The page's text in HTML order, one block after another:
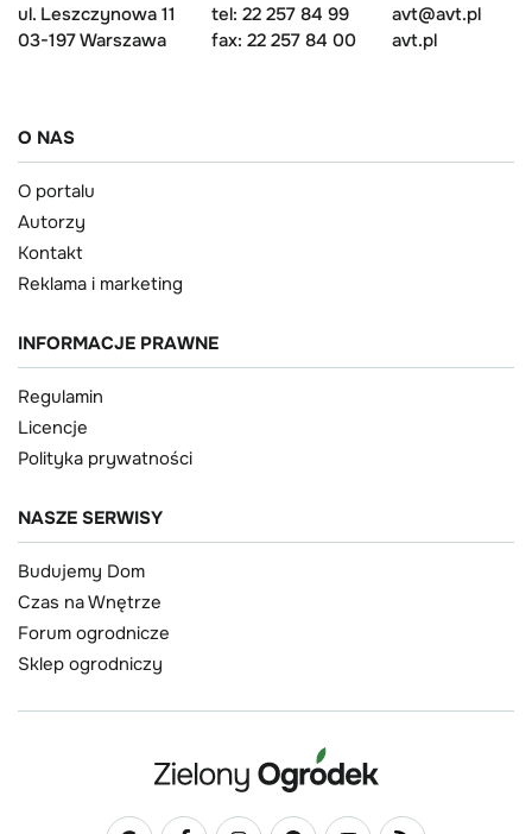
ul. Leszczynowa 11
03-197 Warszawa
tel: 22 257 84 99
fax: 22 257 84 00
avt@avt.pl
avt.pl
O NAS
O portalu
Autorzy
Kontakt
Reklama i marketing
INFORMACJE PRAWNE
Regulamin
Licencje
Polityka prywatności
NASZE SERWISY
Budujemy Dom
Czas na Wnętrze
Forum ogrodnicze
Sklep ogrodniczy